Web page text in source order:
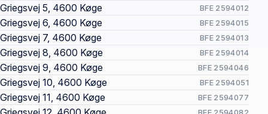
Griegsvej 5, 4600 Køge BFE 2594012
Griegsvej 6, 4600 Køge BFE 2594015
Griegsvej 7, 4600 Køge BFE 2594013
Griegsvej 8, 4600 Køge BFE 2594014
Griegsvej 9, 4600 Køge BFE 2594046
Griegsvej 10, 4600 Køge BFE 2594051
Griegsvej 11, 4600 Køge BFE 2594077